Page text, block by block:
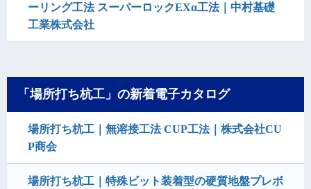
ーリング工法 スーパーロックEXα工法｜中村基礎
工業株式会社
「場所打ち杭工」の新着電子カタログ
場所打ち杭工｜無溶接工法 CUP工法｜株式会社CU
P商会
場所打ち杭工｜特殊ビット装着型の硬質地盤プレボ